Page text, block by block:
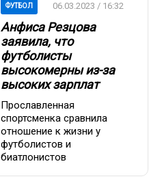
ФУТБОЛ 06.03.2023 / 16:32
Анфиса Резцова
заявила, что
футболисты
высокомерны из-за
высоких зарплат
Прославленная
спортсменка сравнила
отношение к жизни у
футболистов и
биатлонистов